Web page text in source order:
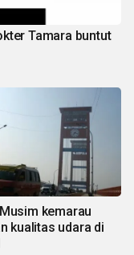
Tamara buntut
kemarau
kualitas udara di